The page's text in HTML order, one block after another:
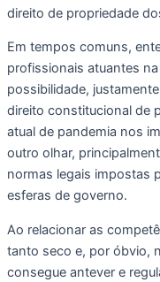
direito de propriedade
Em tempos comuns,
profissionais atuantes
possibilidade,
direito constitucional de
atual de pandemia nos
outro olhar,
normas legais impostas
esferas de governo.
Ao relacionar as
tanto seco e, por óbvio,
consegue antever e